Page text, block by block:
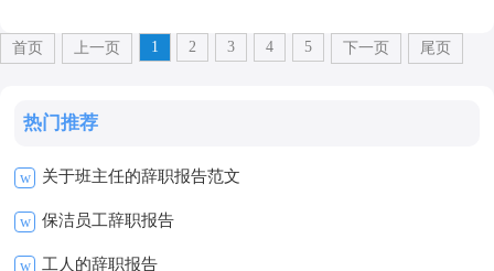
首页 上一页 1 2 3 4 5 下一页 尾页
热门推荐
w 关于班主任的辞职报告范文
w 保洁员工辞职报告
w 工人的辞职报告